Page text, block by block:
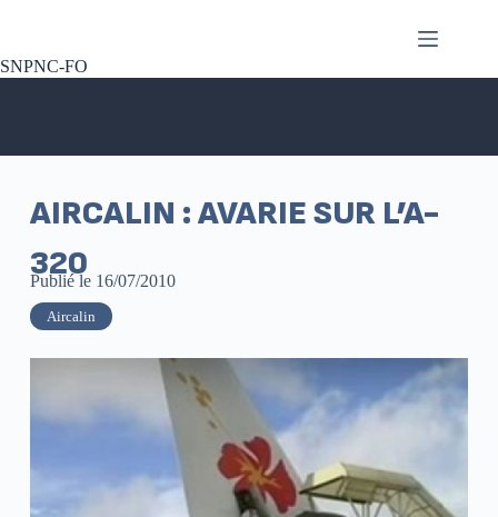
SNPNC-FO
AIRCALIN : AVARIE SUR L’A-
320
Publié le 16/07/2010
Aircalin